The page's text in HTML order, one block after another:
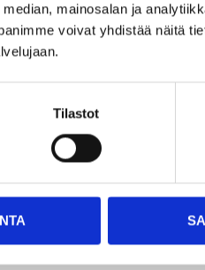
mainosalan ja
voivat yhdistää näitä
Tilastot
mjuka, 60
807
6